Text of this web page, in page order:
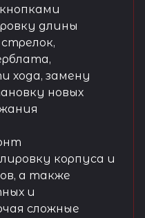
длины
хода, замену
новых
корпуса и
а также
и
сложные